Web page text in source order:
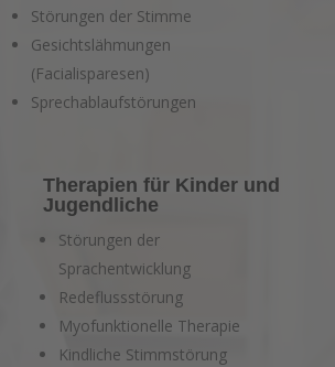
Störungen der Stimme
Gesichtslähmungen
(Facialisparesen)
Sprechablaufstörungen
Therapien für Kinder und
Jugendliche
Störungen der
Sprachentwicklung
Redeflussstörung
Myofunktionelle Therapie
Kindliche Stimmstörung